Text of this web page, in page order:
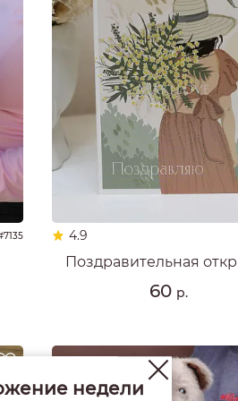
4.9
Поздравительная
60 р.
недели